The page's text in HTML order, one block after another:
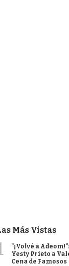
Más Vistas
"¡Volvé a
Yesty Prieto a
Cena de Famosos